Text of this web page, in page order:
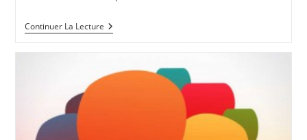
Continuer La LectureCSA
Ministériel
Février
2026